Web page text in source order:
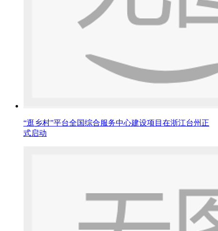
“逛乡村”平台全国综合服务中心建设项目在浙江台州正
式启动